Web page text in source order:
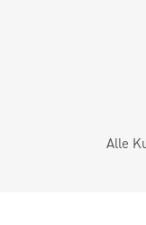
Alle